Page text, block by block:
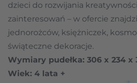
dzieci do rozwijania
zainteresowań – w ofercie
jednorożców, księżniczek,
świąteczne dekoracje.
Wymiary pudełka: 306 x 234 x
Wiek: 4 lata +